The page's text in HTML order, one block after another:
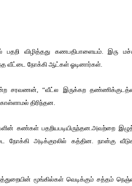
பதறி விழித்தது கணபதிபாளையம். இரு
வீட்டை நோக்கி ஆட்கள் ஓடினார்கள்.
சரவணன், “வீட்ல இருக்கற
திரிந்தன.
கண்கள் பதறியபடியிருந்தன.அவற்றை
அடிக்குரலில் கத்தின. நான்கு
மூங்கில்கள் வெடிக்கும் சத்தம்